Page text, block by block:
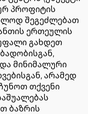
პროფიტის
შეგეძლებათ
ერთეულის
გახდეთ
მინიმალური
არამედ
თქვენი
ბაზრის